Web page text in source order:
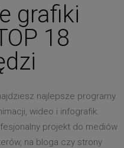
grafiki
18
najlepsze programy
wideo i infografik.
projekt do mediów
na bloga czy strony